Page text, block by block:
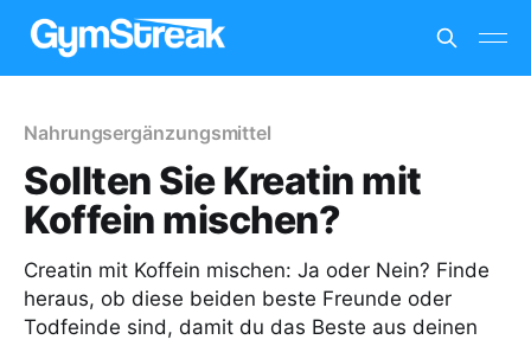
Nahrungsergänzungsmittel
Sollten Sie Kreatin mit
Koffein mischen?
Creatin mit Koffein mischen: Ja oder Nein? Finde
heraus, ob diese beiden beste Freunde oder
Todfeinde sind, damit du das Beste aus deinen